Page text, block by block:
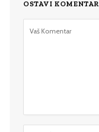
OSTAVI KOMENTAR